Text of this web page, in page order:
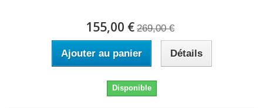
155,00 € 269,00 €
Ajouter au panier Détails
Disponible